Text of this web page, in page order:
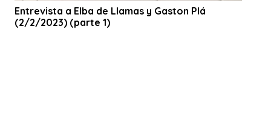
Entrevista a Elba de Llamas y Gaston Plá
(2/2/2023) (parte 1)